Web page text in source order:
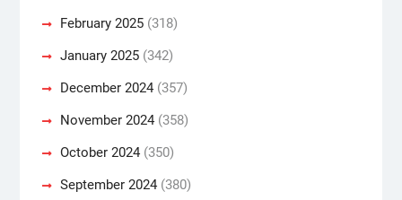
February 2025(318)
January 2025(342)
December 2024(357)
November 2024(358)
October 2024(350)
September 2024(380)